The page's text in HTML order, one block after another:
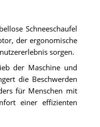
Schneeschaufel
der ergonomische
sorgen.
der Maschine und
die Beschwerden
für Menschen mit
einer effizienten